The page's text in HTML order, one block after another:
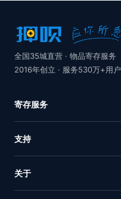
全国35城直营 · 物品寄存服务
2016年创立 · 服务530万+用户
寄存服务
支持
关于